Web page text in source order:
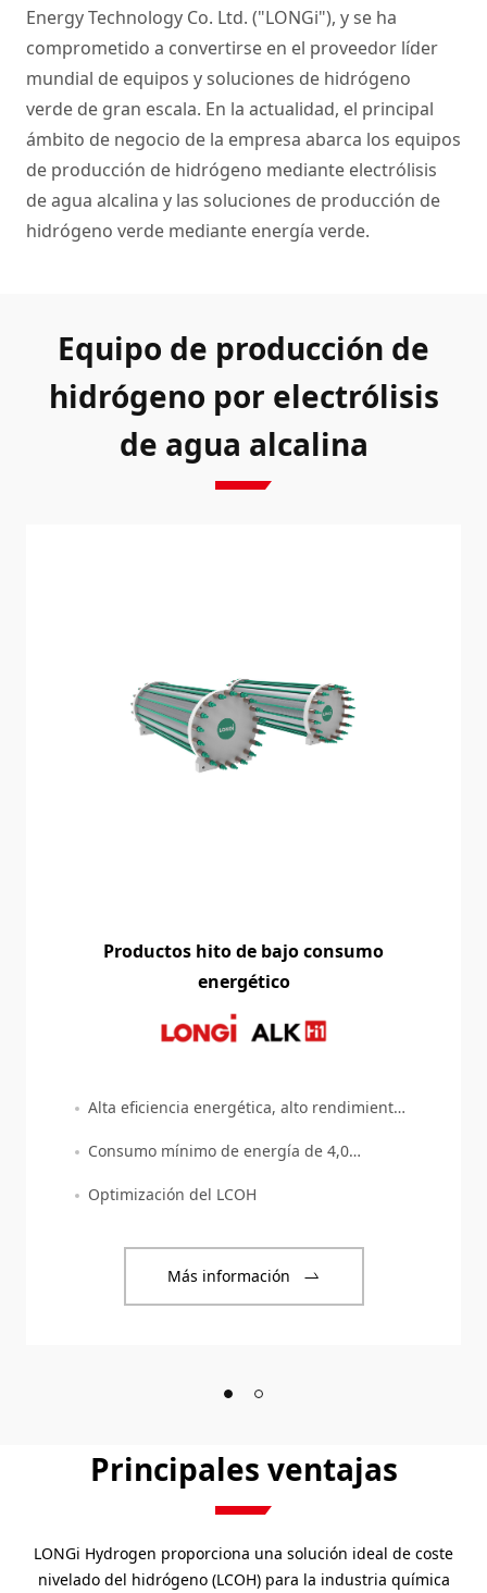
Energy Technology Co. Ltd. ("LONGi"), y se ha
comprometido a convertirse en el proveedor líder
mundial de equipos y soluciones de hidrógeno
verde de gran escala. En la actualidad, el principal
ámbito de negocio de la empresa abarca los equipos
de producción de hidrógeno mediante electrólisis
de agua alcalina y las soluciones de producción de
hidrógeno verde mediante energía verde.
Equipo de producción de
hidrógeno por electrólisis
de agua alcalina
Productos hito de bajo consumo
energético
Alta eficiencia energética, alto rendimiento
Consumo mínimo de energía de 4,0
Optimización del LCOH
Más información
Principales ventajas
LONGi Hydrogen proporciona una solución ideal de coste
nivelado del hidrógeno (LCOH) para la industria química